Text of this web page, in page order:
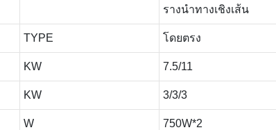
รางนำทางเชิงเส้น
TYPE โดยตรง
KW 7.5/11
KW 3/3/3
W 750W*2